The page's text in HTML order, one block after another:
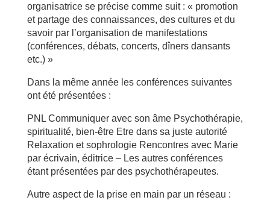
organisatrice se précise comme suit : « promotion
et partage des connaissances, des cultures et du
savoir par l’organisation de manifestations
(conférences, débats, concerts, dîners dansants
etc.) »
Dans la même année les conférences suivantes
ont été présentées :
PNL Communiquer avec son âme Psychothérapie,
spiritualité, bien-être Etre dans sa juste autorité
Relaxation et sophrologie Rencontres avec Marie
par écrivain, éditrice – Les autres conférences
étant présentées par des psychothérapeutes.
Autre aspect de la prise en main par un réseau :